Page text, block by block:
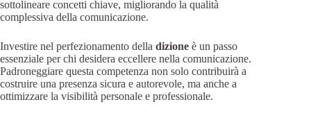
sottolineare concetti chiave, migliorando la qualità
complessiva della comunicazione.
Investire nel perfezionamento della dizione è un passo
essenziale per chi desidera eccellere nella comunicazione.
Padroneggiare questa competenza non solo contribuirà a
costruire una presenza sicura e autorevole, ma anche a
ottimizzare la visibilità personale e professionale.